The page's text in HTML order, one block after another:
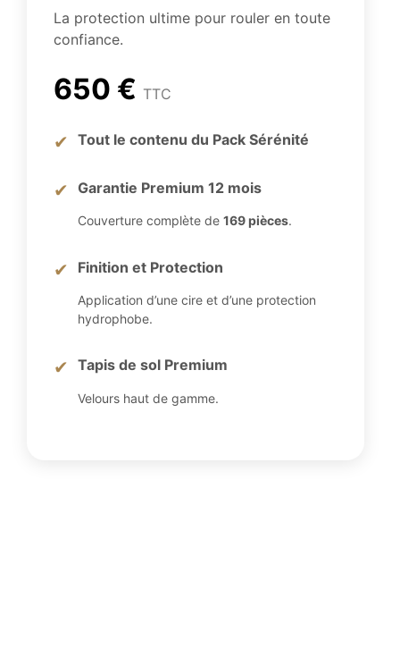
La protection ultime pour rouler en toute
confiance.
650 € TTC
✔ Tout le contenu du Pack Sérénité
✔ Garantie Premium 12 mois
Couverture complète de 169 pièces.
✔ Finition et Protection
Application d’une cire et d’une protection
hydrophobe.
✔ Tapis de sol Premium
Velours haut de gamme.